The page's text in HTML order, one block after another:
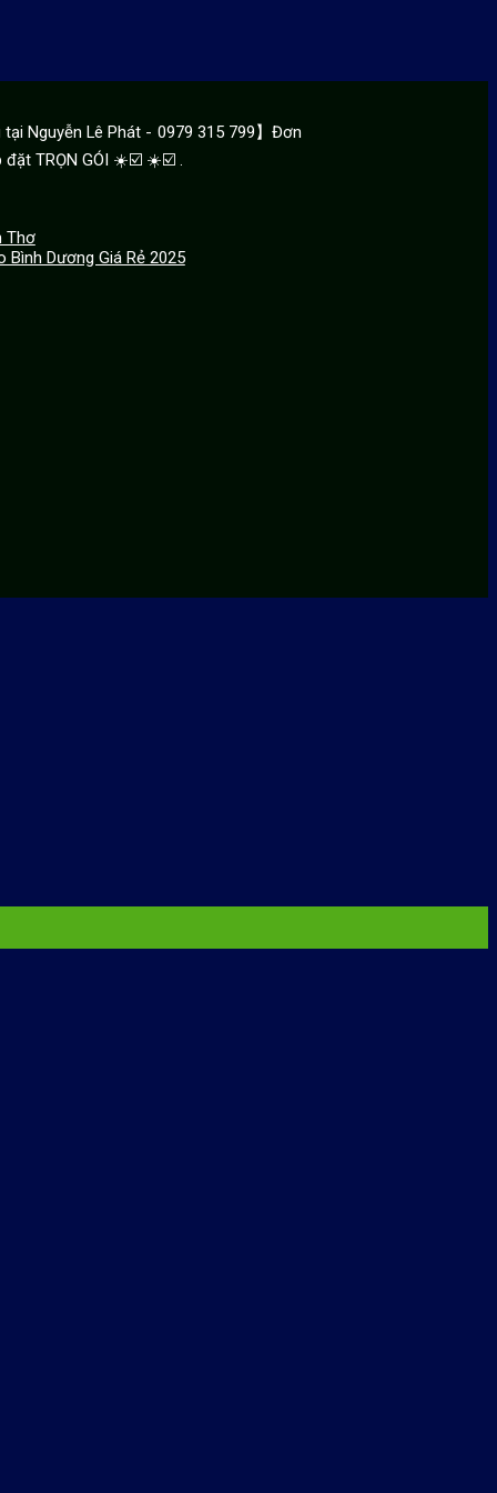
Nguyễn Lê Phát - 0979 315 799】Đơn
đặt TRỌN GÓI ☀️☑️ ☀️☑️ .
Thơ
Dương Giá Rẻ 2025